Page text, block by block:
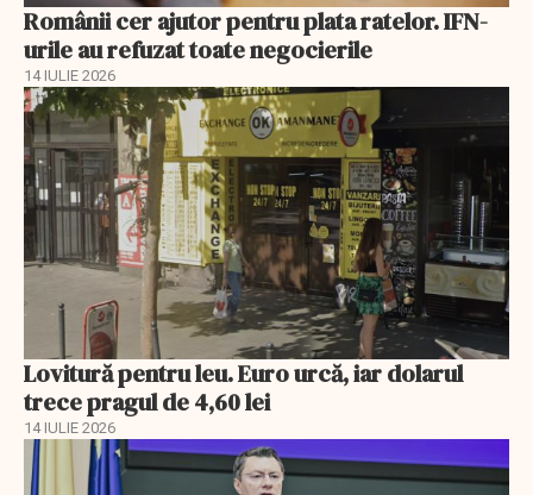
Românii cer ajutor pentru plata ratelor. IFN-
urile au refuzat toate negocierile
14 IULIE 2026
Lovitură pentru leu. Euro urcă, iar dolarul
trece pragul de 4,60 lei
14 IULIE 2026